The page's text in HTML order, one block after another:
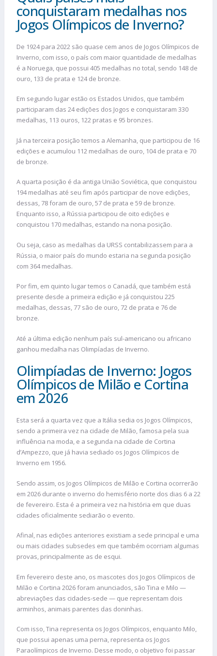
conquistaram medalhas nos
Jogos Olímpicos de Inverno?
De 1924 para 2022 são quase cem anos de Jogos Olímpicos de
Inverno, com isso, o país com maior quantidade de medalhas
é a Noruega, que possui 405 medalhas no total, sendo 148 de
ouro, 133 de prata e 124 de bronze.
Em segundo lugar estão os Estados Unidos, que também
participaram das 24 edições dos Jogos e conquistaram 330
medalhas, 113 ouros, 122 pratas e 95 bronzes.
Já na terceira posição temos a Alemanha, que participou de 16
edições e acumulou 112 medalhas de ouro, 104 de prata e 70
de bronze.
A quarta posição é da antiga União Soviética, que conquistou
194 medalhas até seu fim após participar de nove edições,
dessas, 78 foram de ouro, 57 de prata e 59 de bronze.
Enquanto isso, a Rússia participou de oito edições e
conquistou 170 medalhas, estando na nona posição.
Ou seja, caso as medalhas da URSS contabilizassem para a
Rússia, o maior país do mundo estaria na segunda posição
com 364 medalhas.
Por fim, em quinto lugar temos o Canadá, que também está
presente desde a primeira edição e já conquistou 225
medalhas, dessas, 77 são de ouro, 72 de prata e 76 de
bronze.
Até a última edição nenhum país sul-americano ou africano
ganhou medalha nas Olimpíadas de Inverno.
Olimpíadas de Inverno: Jogos
Olímpicos de Milão e Cortina
em 2026
Esta será a quarta vez que a Itália sedia os Jogos Olímpicos,
sendo a primeira vez na cidade de Milão, famosa pela sua
influência na moda, e a segunda na cidade de Cortina
d’Ampezzo, que já havia sediado os Jogos Olímpicos de
Inverno em 1956.
Sendo assim, os Jogos Olímpicos de Milão e Cortina ocorrerão
em 2026 durante o inverno do hemisfério norte dos dias 6 a 22
de fevereiro. Esta é a primeira vez na história em que duas
cidades oficialmente sediarão o evento.
Afinal, nas edições anteriores existiam a sede principal e uma
ou mais cidades subsedes em que também ocorriam algumas
provas, principalmente as de esqui.
Em fevereiro deste ano, os mascotes dos Jogos Olímpicos de
Milão e Cortina 2026 foram anunciados, são Tina e Milo —
abreviações das cidades-sede — que representam dois
arminhos, animais parentes das doninhas.
Com isso, Tina representa os Jogos Olímpicos, enquanto Milo,
que possui apenas uma perna, representa os Jogos
Paraolímpicos de Inverno. Desse modo, o objetivo foi passar